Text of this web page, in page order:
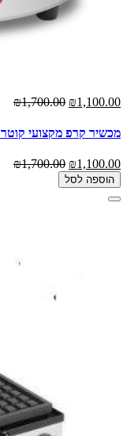
₪1,100.00
₪1,700.00
מכשיר קרפ מקצועי קוטר 40 ס"מ
₪1,100.00
₪1,700.00
הוספה לסל